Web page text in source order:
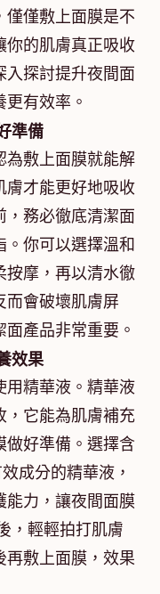
僅敷上面膜是不
你的肌膚真正吸收
入探討提升夜間面
有效率。
準備
為敷上面膜就能解
膚才能更好地吸收
，務必徹底清潔面
。你可以選擇溫和
按摩，再以清水徹
而會破壞肌膚屏
產品非常重要。
效果
用精華液。精華液
，它能為肌膚補充
做好準備。選擇含
成分的精華液，
能力，讓夜間面膜
，輕輕拍打肌膚
再敷上面膜，效果